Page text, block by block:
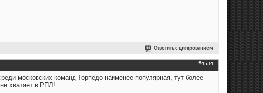
Ответить с цитированием
#4534
московских команд Торпедо наименее популярная, тут более
хватает в РПЛ!